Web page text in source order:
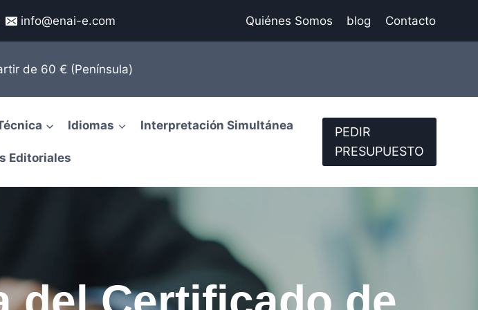
info@enai-e.com Quiénes Somos blog Contacto
de 60 € (Península)
Idiomas Interpretación Simultánea
Editoriales
PEDIR
PRESUPUESTO